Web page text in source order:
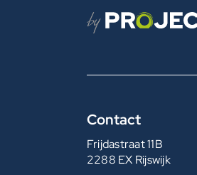
Contact
Frijdastraat 11B
2288 EX Rijswijk